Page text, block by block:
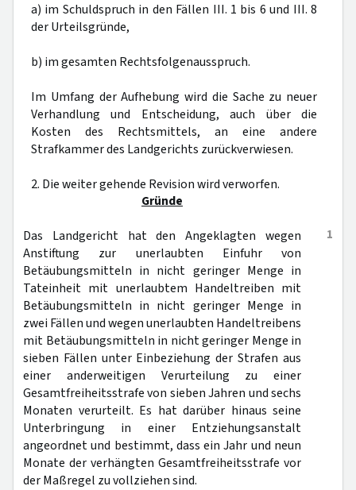
a) im Schuldspruch in den Fällen III. 1 bis 6 und III. 8
der Urteilsgründe,
b) im gesamten Rechtsfolgenausspruch.
Im Umfang der Aufhebung wird die Sache zu neuer
Verhandlung und Entscheidung, auch über die
Kosten des Rechtsmittels, an eine andere
Strafkammer des Landgerichts zurückverwiesen.
2. Die weiter gehende Revision wird verworfen.
Gründe
1
Das Landgericht hat den Angeklagten wegen
Anstiftung zur unerlaubten Einfuhr von
Betäubungsmitteln in nicht geringer Menge in
Tateinheit mit unerlaubtem Handeltreiben mit
Betäubungsmitteln in nicht geringer Menge in
zwei Fällen und wegen unerlaubten Handeltreibens
mit Betäubungsmitteln in nicht geringer Menge in
sieben Fällen unter Einbeziehung der Strafen aus
einer anderweitigen Verurteilung zu einer
Gesamtfreiheitsstrafe von sieben Jahren und sechs
Monaten verurteilt. Es hat darüber hinaus seine
Unterbringung in einer Entziehungsanstalt
angeordnet und bestimmt, dass ein Jahr und neun
Monate der verhängten Gesamtfreiheitsstrafe vor
der Maßregel zu vollziehen sind.